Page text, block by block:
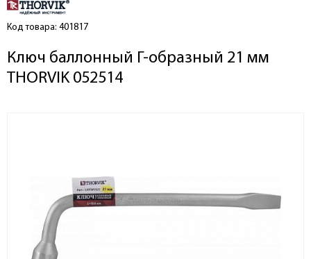
Код товара: 401817
Ключ баллонный Г-образный 21 мм
THORVIK 052514